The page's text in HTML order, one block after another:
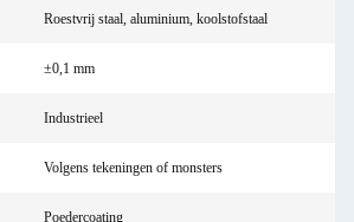
Roestvrij staal, aluminium, koolstofstaal
±0,1 mm
Industrieel
Volgens tekeningen of monsters
Poedercoating